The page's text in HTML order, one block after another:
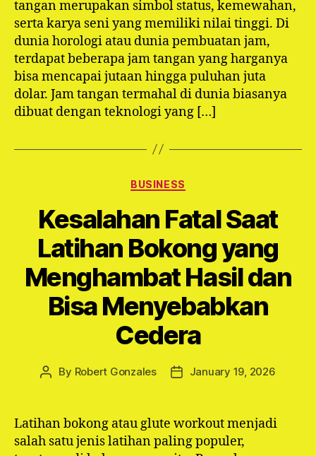
tangan merupakan simbol status, kemewahan,
serta karya seni yang memiliki nilai tinggi. Di
dunia horologi atau dunia pembuatan jam,
terdapat beberapa jam tangan yang harganya
bisa mencapai jutaan hingga puluhan juta
dolar. Jam tangan termahal di dunia biasanya
dibuat dengan teknologi yang […]
Categories
BUSINESS
Kesalahan Fatal Saat
Latihan Bokong yang
Menghambat Hasil dan
Bisa Menyebabkan
Cedera
Post
By Robert Gonzales
PostJanuary 19, 2026
Latihan bokong atau glute workout menjadi
salah satu jenis latihan paling populer,